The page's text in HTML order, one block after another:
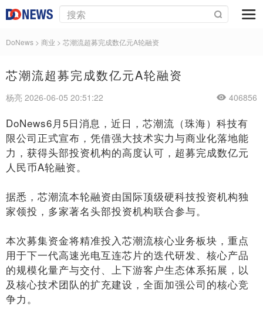
DoNews > 商业 > 芯潮流超募完成数亿元A轮融资
芯潮流超募完成数亿元A轮融资
杨亮 2026-06-05 20:51:22 406856
DoNews6月5日消息，近日，芯潮流（珠海）科技有
限公司正式宣布，凭借强大技术实力与商业化落地能
力，获得头部投资机构的高度认可，超募完成数亿元
人民币A轮融资。
据悉，芯潮流本轮融资由国际顶级硬科技投资机构独
家领投，多家著名头部投资机构联合参与。
本次募集资金将精准投入芯潮流核心业务板块，重点
用于下一代高速光电互连芯片的迭代研发、核心产品
的规模化量产与交付、上下游客户生态体系拓展，以
及核心技术团队的扩充建设，全面加强公司的核心竞
争力。